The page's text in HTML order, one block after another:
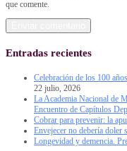
que comente.
Entradas recientes
Celebración de los 100
22 julio, 2026
La Academia Nacional de
Encuentro de Capítulos
Cobrar para prevenir: la
Envejecer no debería doler
Longevidad y demencia.